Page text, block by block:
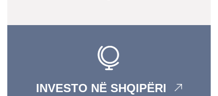
INVESTO NË SHQIPËRI